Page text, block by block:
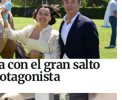
con el gran salto